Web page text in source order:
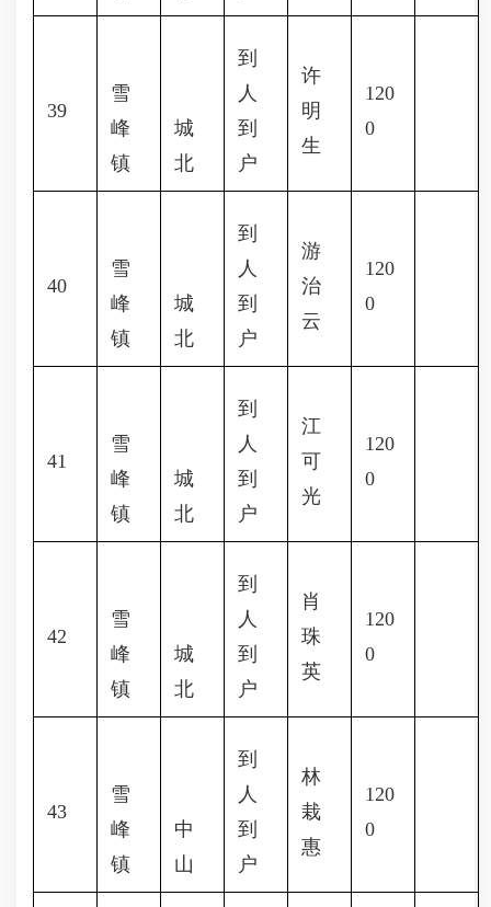
39
雪
峰
镇
城
北
到
人
到
户
许
明
生
120
0
40
雪
峰
镇
城
北
到
人
到
户
游
治
云
120
0
41
雪
峰
镇
城
北
到
人
到
户
江
可
光
120
0
42
雪
峰
镇
城
北
到
人
到
户
肖
珠
英
120
0
43
雪
峰
镇
中
山
到
人
到
户
林
栽
惠
120
0